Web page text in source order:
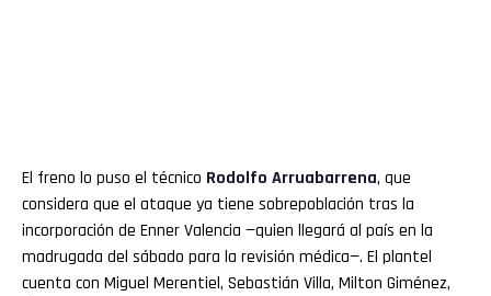
El freno lo puso el técnico Rodolfo Arruabarrena, que
considera que el ataque ya tiene sobrepoblación tras la
incorporación de Enner Valencia —quien llegará al país en la
madrugada del sábado para la revisión médica—. El plantel
cuenta con Miguel Merentiel, Sebastián Villa, Milton Giménez,